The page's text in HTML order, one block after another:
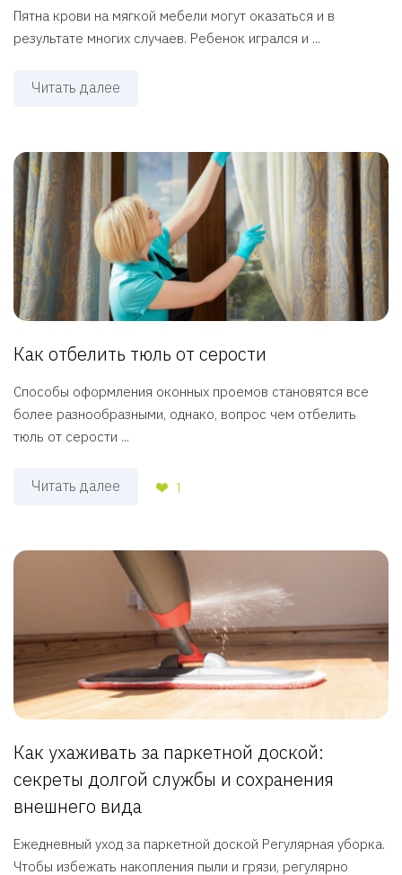
Пятна крови на мягкой мебели могут оказаться и в
результате многих случаев. Ребенок игрался и ...
Читать далее
Как отбелить тюль от серости
Способы оформления оконных проемов становятся все
более разнообразными, однако, вопрос чем отбелить
тюль от серости ...
Читать далее 1
Как ухаживать за паркетной доской:
секреты долгой службы и сохранения
внешнего вида
Ежедневный уход за паркетной доской Регулярная уборка.
Чтобы избежать накопления пыли и грязи, регулярно